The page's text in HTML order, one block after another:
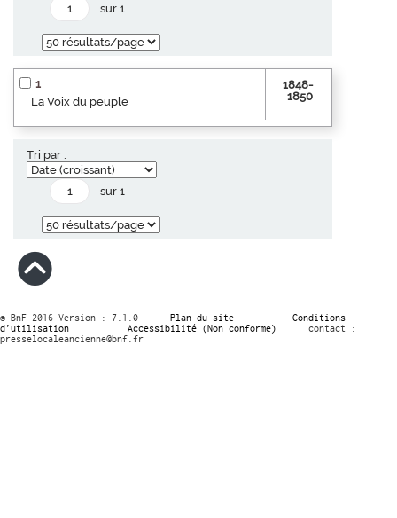
sur 1
1
La Voix du peuple
1848-
1850
Tri par :
sur 1
© BnF 2016 Version : 7.1.0 Plan du site
Conditions
d’utilisation
Accessibilité (Non conforme)
contact :
presselocaleancienne@bnf.fr